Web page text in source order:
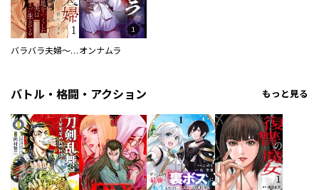
バラバラ夫婦～手足をなくした夫はまだ生きてる オンナムラ
バトル・格闘・アクション もっと見る